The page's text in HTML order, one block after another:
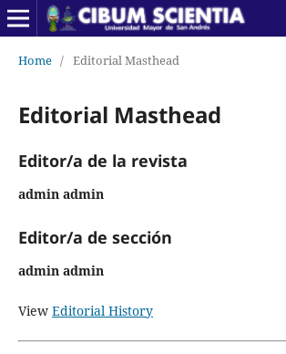
Home / Editorial Masthead
Editorial Masthead
Editor/a de la revista
admin admin
Editor/a de sección
admin admin
View Editorial History